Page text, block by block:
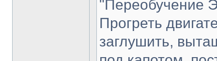
"Переобучение
Прогреть
заглушить,